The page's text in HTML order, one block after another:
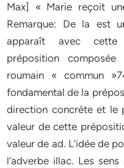
Max] « Marie reçoit
Remarque: De la est
apparaît avec cette
préposition
roumain « commun
fondamental de la
direction concrète et le
valeur de cette
valeur de ad. L’idée de
l’adverbe illac. Les